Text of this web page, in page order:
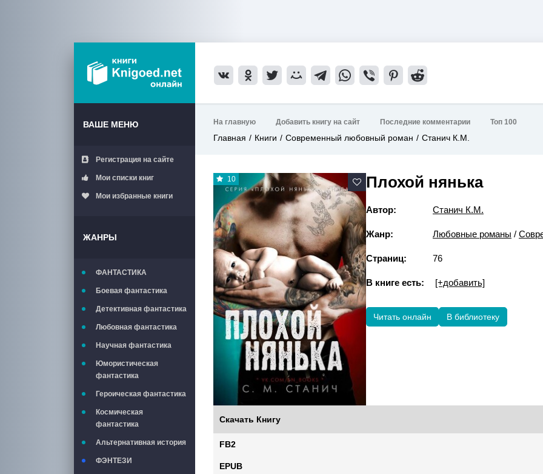
ВАШЕ МЕНЮ
Регистрация на сайте
Мои списки книг
Мои избранные книги
ЖАНРЫ
ФАНТАСТИКА
Боевая фантастика
Детективная фантастика
Любовная фантастика
Научная фантастика
Юмористическая
фантастика
Героическая фантастика
Космическая
фантастика
Альтернативная история
ФЭНТЕЗИ
На главную Добавить книгу на сайт Последние комментарии Топ 100
Главная Книги Современный любовный роман Станич К.М.
10 Плохой нянька
Автор: Станич К.М.
Жанр: Любовные романы /
Страниц: 76
В книге есть: [+добавить]
Читать онлайн В библиотеку
Скачать Книгу
FB2
EPUB